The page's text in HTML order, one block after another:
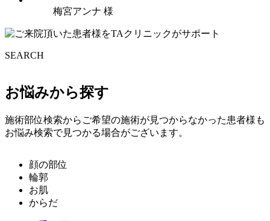
梅宮アンナ 様
SEARCH
お悩みから探す
施術部位検索からご希望の施術が見つからなかった患者様も
お悩み検索で見つかる場合がございます。
顔の部位
輪郭
お肌
からだ